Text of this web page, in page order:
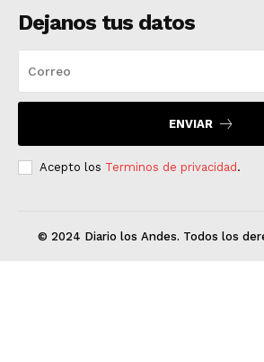
Dejanos tus datos
ENVIAR
Acepto los Terminos de privacidad.
© 2024 Diario los Andes. Todos los